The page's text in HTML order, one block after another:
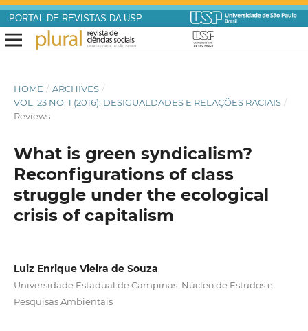
PORTAL DE REVISTAS DA USP
HOME / ARCHIVES /
VOL. 23 NO. 1 (2016): DESIGUALDADES E RELAÇÕES RACIAIS /
Reviews
What is green syndicalism?
Reconfigurations of class
struggle under the ecological
crisis of capitalism
Luiz Enrique Vieira de Souza
Universidade Estadual de Campinas. Núcleo de Estudos e
Pesquisas Ambientais